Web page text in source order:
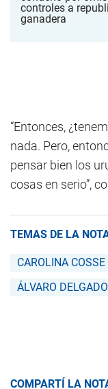
“Entonces,
nada. Pero,
pensar bien los
cosas en serio”,
TEMAS DE LA
CAROLINA COSSE
ÁLVARO DELGADO
COMPARTÍ LA